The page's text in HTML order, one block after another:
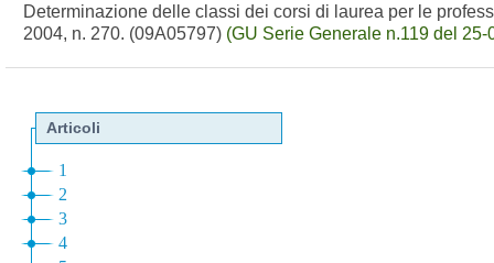
Determinazione delle classi dei corsi di laurea per le
2004, n. 270. (09A05797) (GU Serie Generale n.119 del 25-